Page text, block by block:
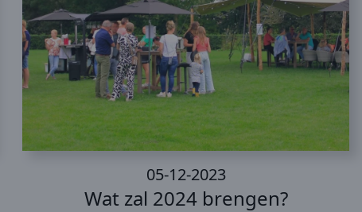
05-12-2023
Wat zal 2024 brengen?